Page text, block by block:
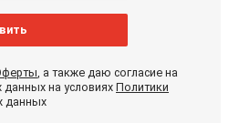
, а также даю согласие на
на условиях Политики
данных